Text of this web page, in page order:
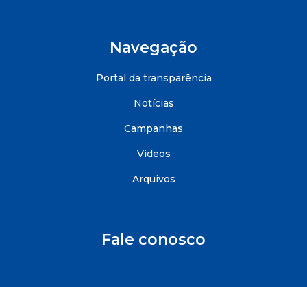
Navegação
Portal da transparência
Notícias
Campanhas
Videos
Arquivos
Fale conosco